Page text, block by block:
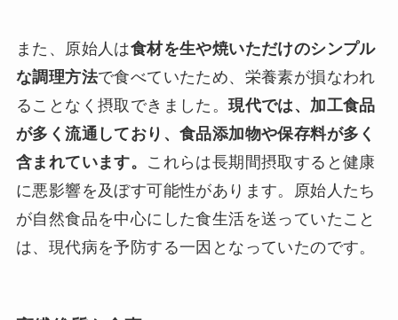
また、原始人は食材を生や焼いただけのシンプル
な調理方法で食べていたため、栄養素が損なわれ
ることなく摂取できました。現代では、加工食品
が多く流通しており、食品添加物や保存料が多く
含まれています。 これらは長期間摂取すると健康
に悪影響を及ぼす可能性があります。原始人たち
が自然食品を中心にした食生活を送っていたこと
は、現代病を予防する一因となっていたのです。